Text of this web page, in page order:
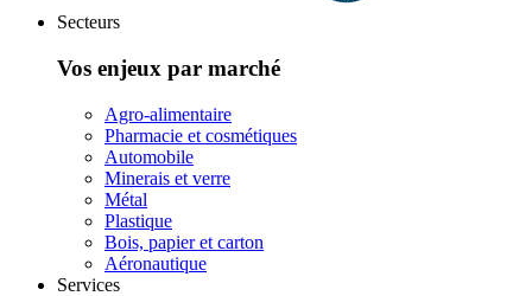
Secteurs
Vos enjeux par marché
Agro-alimentaire
Pharmacie et cosmétiques
Automobile
Minerais et verre
Métal
Plastique
Bois, papier et carton
Aéronautique
Services